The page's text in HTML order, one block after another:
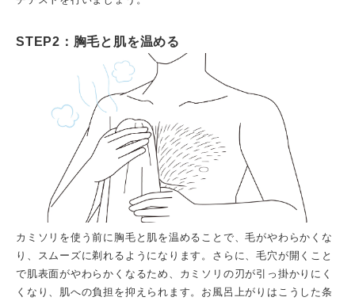
STEP2：胸毛と肌を温める
カミソリを使う前に胸毛と肌を温めることで、毛がやわらかくな
り、スムーズに剃れるようになります。さらに、毛穴が開くこと
で肌表面がやわらかくなるため、カミソリの刃が引っ掛かりにく
くなり、肌への負担を抑えられます。お風呂上がりはこうした条